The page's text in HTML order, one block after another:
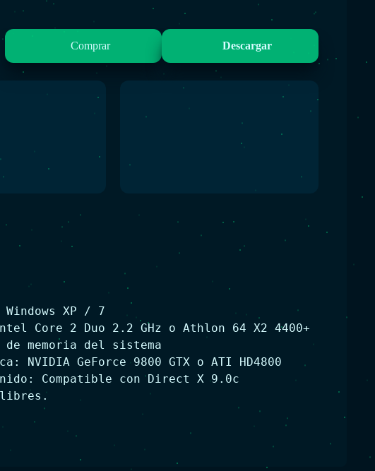
Comprar Descargar
XP / 7
Core 2 Duo 2.2 GHz o Athlon 64 X2 4400+
de memoria del sistema
NVIDIA GeForce 9800 GTX o ATI HD4800
Compatible con Direct X 9.0c
libres.